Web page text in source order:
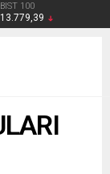
BIST 100
13.779,39